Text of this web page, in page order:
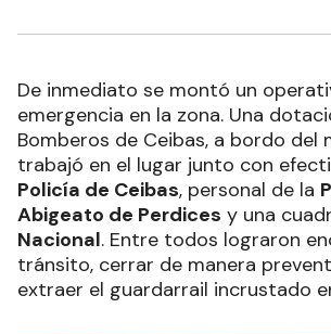
De inmediato se montó un
emergencia en la zona. Una
Bomberos de Ceibas, a bordo del
trabajó en el lugar junto con
Policía de Ceibas, personal de la
Abigeato de Perdices y una
Nacional. Entre todos lograron
tránsito, cerrar de manera
extraer el guardarrail incrustado